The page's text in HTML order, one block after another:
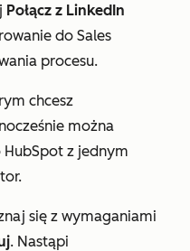
Połącz z LinkedIn
do Sales
procesu.
chcesz
można
z jednym
się z wymaganiami
. Nastąpi